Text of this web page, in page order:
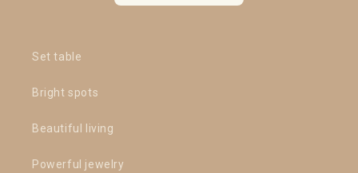
Set table
Bright spots
Beautiful living
Powerful jewelry